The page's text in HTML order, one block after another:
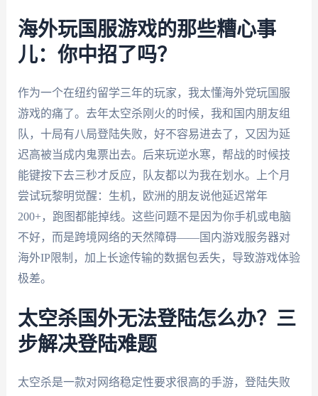
海外玩国服游戏的那些糟心事
儿：你中招了吗？
作为一个在纽约留学三年的玩家，我太懂海外党玩国服
游戏的痛了。去年太空杀刚火的时候，我和国内朋友组
队，十局有八局登陆失败，好不容易进去了，又因为延
迟高被当成内鬼票出去。后来玩逆水寒，帮战的时候技
能键按下去三秒才反应，队友都以为我在划水。上个月
尝试玩黎明觉醒：生机，欧洲的朋友说他延迟常年
200+，跑图都能掉线。这些问题不是因为你手机或电脑
不好，而是跨境网络的天然障碍——国内游戏服务器对
海外IP限制，加上长途传输的数据包丢失，导致游戏体验
极差。
太空杀国外无法登陆怎么办？三
步解决登陆难题
太空杀是一款对网络稳定性要求很高的手游，登陆失败